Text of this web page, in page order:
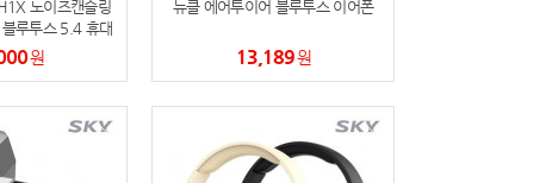
노이즈캔슬링
루투스 5.4 휴대
트 헤드셋
원
뉴클 에어투이어 블루투스 이어폰
13,189원